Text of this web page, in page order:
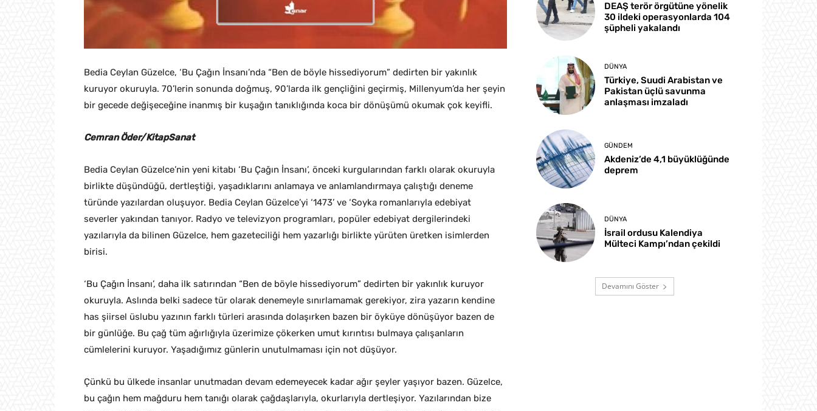
Bedia Ceylan Güzelce, ‘Bu Çağın İnsanı’nda “Ben de böyle hissediyorum” dedirten bir yakınlık
kuruyor okuruyla. 70’lerin sonunda doğmuş, 90’larda ilk gençliğini geçirmiş, Millenyum’da her şeyin
bir gecede değişeceğine inanmış bir kuşağın tanıklığında koca bir dönüşümü okumak çok keyifli.
Cemran Öder/KitapSanat
Bedia Ceylan Güzelce’nin yeni kitabı ‘Bu Çağın İnsanı’, önceki kurgularından farklı olarak okuruyla
birlikte düşündüğü, dertleştiği, yaşadıklarını anlamaya ve anlamlandırmaya çalıştığı deneme
türünde yazılardan oluşuyor. Bedia Ceylan Güzelce’yi ‘1473’ ve ‘Soyka romanlarıyla edebiyat
severler yakından tanıyor. Radyo ve televizyon programları, popüler edebiyat dergilerindeki
yazılarıyla da bilinen Güzelce, hem gazeteciliği hem yazarlığı birlikte yürüten üretken isimlerden
birisi.
‘Bu Çağın İnsanı’, daha ilk satırından “Ben de böyle hissediyorum” dedirten bir yakınlık kuruyor
okuruyla. Aslında belki sadece tür olarak denemeyle sınırlamamak gerekiyor, zira yazarın kendine
has şiirsel üslubu yazının farklı türleri arasında dolaşırken bazen bir öyküye dönüşüyor bazen de
bir günlüğe. Bu çağ tüm ağırlığıyla üzerimize çökerken umut kırıntısı bulmaya çalışanların
cümlelerini kuruyor. Yaşadığımız günlerin unutulmaması için not düşüyor.
Çünkü bu ülkede insanlar unutmadan devam edemeyecek kadar ağır şeyler yaşıyor bazen. Güzelce,
bu çağın hem mağduru hem tanığı olarak çağdaşlarıyla, okurlarıyla dertleşiyor. Yazılarından bize
DEAŞ terör örgütüne yönelik
30 ildeki operasyonlarda 104
şüpheli yakalandı
DÜNYA
Türkiye, Suudi Arabistan ve
Pakistan üçlü savunma
anlaşması imzaladı
GÜNDEM
Akdeniz’de 4,1 büyüklüğünde
deprem
DÜNYA
İsrail ordusu Kalendiya
Mülteci Kampı’ndan çekildi
Devamını Göster